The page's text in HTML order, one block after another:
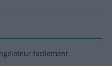
facilement